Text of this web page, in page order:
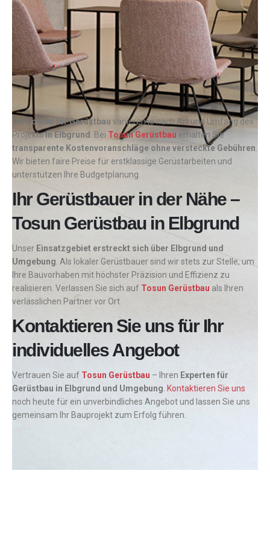
Kosten für Gerüstbau variieren je nach Art und Umfang des
Projektsin Elbgrund . Bei Tosun Gerüstbau erhalten Sie
transparente Kostenvoranschläge ohne versteckte Gebühren
Wir bieten faire Preise für erstklassige Gerüstarbeiten und
unterstützen Ihre Budgetplanung.
Ihr Gerüstbauer in der Nähe –
Tosun Gerüstbau in Elbgrund
Unser Einsatzgebiet erstreckt sich über Elbgrund und
Umgebung . Als lokaler Gerüstbauer sind wir stets zur Stelle, um
Ihre Bauvorhaben mit höchster Präzision und Effizienz zu
realisieren. Verlassen Sie sich auf Tosun Gerüstbau als Ihren
verlässlichen Partner vor Ort.
Kontaktieren Sie uns für Ihr
individuelles Angebot
Vertrauen Sie auf Tosun Gerüstbau – Ihren Experten für
Gerüstbau in Elbgrund und Umgebung Kontaktieren Sie uns
noch heute für ein unverbindliches Angebot und lassen Sie uns
gemeinsam Ihr Bauprojekt zum Erfolg führen.